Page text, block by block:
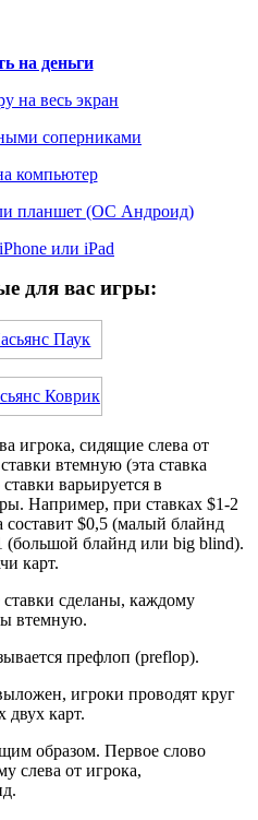
на деньги
на весь экран
соперниками
компьютер
планшет (ОС Андроид)
или iPad
для вас игры:
игрока, сидящие слева от
втемную (эта ставка
варьируется в
Например, при ставках $1-2
составит $0,5 (малый блайнд
(большой блайнд или big blind).
карт.
ставки сделаны, каждому
втемную.
префлоп (preflop).
игроки проводят круг
двух карт.
образом. Первое слово
слева от игрока,